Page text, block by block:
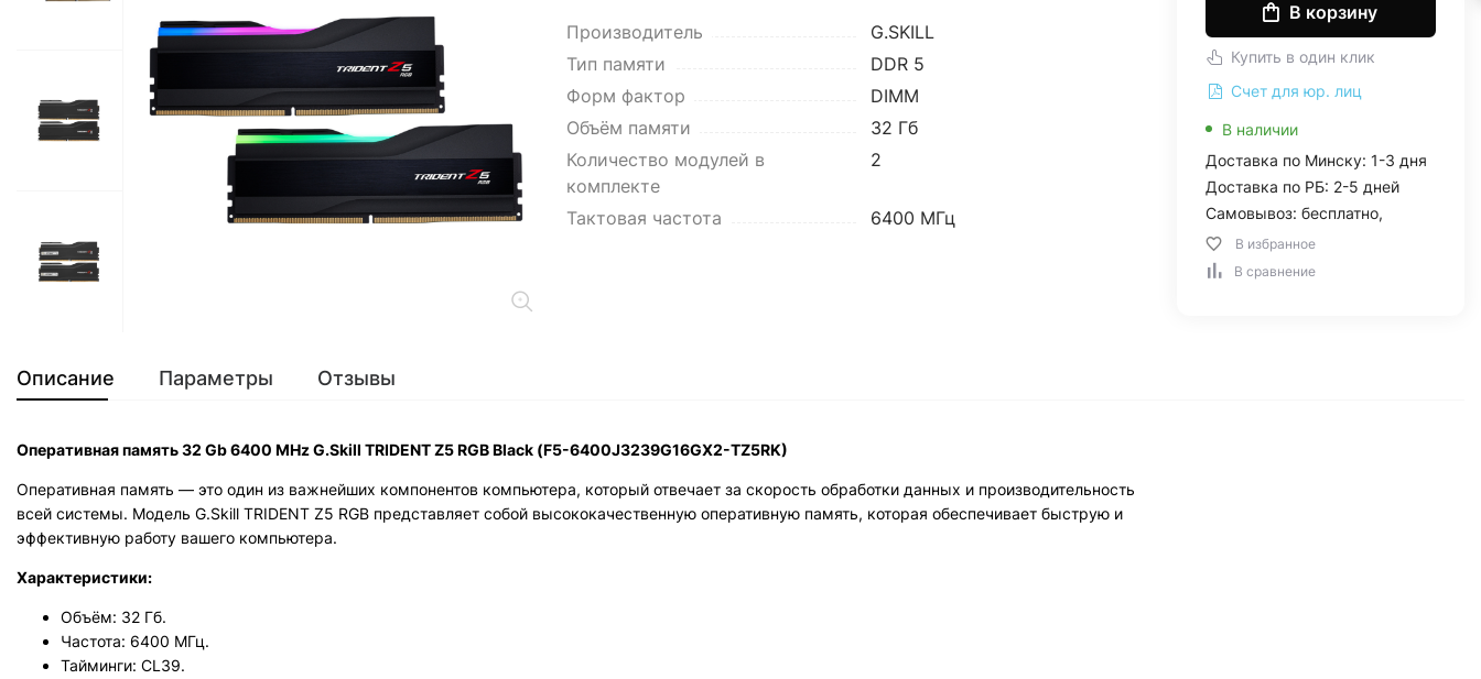
Производитель
G.SKILL
Тип памяти
DDR 5
Форм фактор
DIMM
Объём памяти
32 Гб
Количество модулей в
комплекте
2
Тактовая частота 6400 МГц
В корзину
Купить в один клик
Счет для юр. лиц
В наличии
Доставка по Минску: 1-3 дня
Доставка по РБ: 2-5 дней
Самовывоз: бесплатно,
В избранное
В сравнение
Описание Параметры Отзывы
Оперативная память 32 Gb 6400 MHz G.Skill TRIDENT Z5 RGB Black (F5-6400J3239G16GX2-TZ5RK)
Оперативная память — это один из важнейших компонентов компьютера, который отвечает за скорость обработки данных и производительность
всей системы. Модель G.Skill TRIDENT Z5 RGB представляет собой высококачественную оперативную память, которая обеспечивает быструю и
эффективную работу вашего компьютера.
Характеристики:
Объём: 32 Гб.
Частота: 6400 МГц.
Тайминги: CL39.